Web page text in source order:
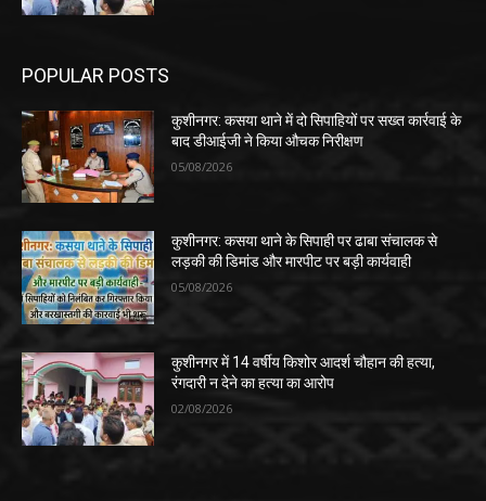
POPULAR POSTS
कुशीनगर: कसया थाने में दो सिपाहियों पर सख्त कार्रवाई के
बाद डीआईजी ने किया औचक निरीक्षण
05/08/2026
कुशीनगर: कसया थाने के सिपाही पर ढाबा संचालक से
लड़की की डिमांड और मारपीट पर बड़ी कार्यवाही
05/08/2026
कुशीनगर में 14 वर्षीय किशोर आदर्श चौहान की हत्या,
रंगदारी न देने का हत्या का आरोप
02/08/2026